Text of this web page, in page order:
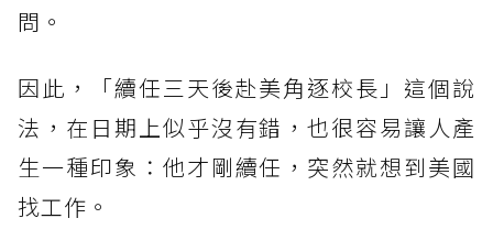
問。
因此，「續任三天後赴美角逐校長」這個說
法，在日期上似乎沒有錯，也很容易讓人產
生一種印象：他才剛續任，突然就想到美國
找工作。